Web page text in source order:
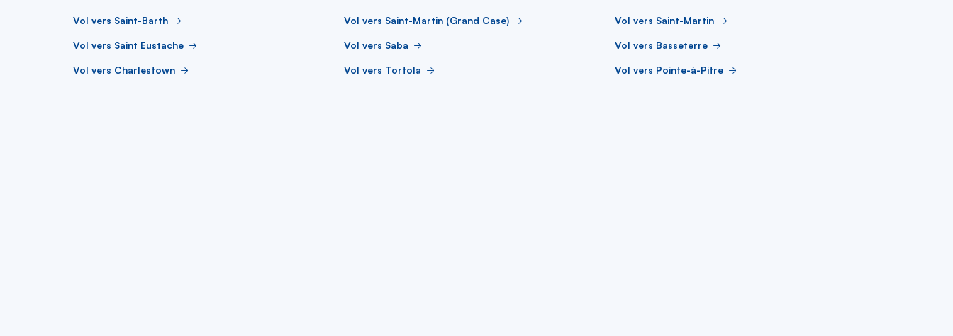
Vol vers Saint-Barth Vol vers Saint-Martin (Grand Case) Vol vers Saint-Martin
Vol vers Saint Eustache Vol vers Saba Vol vers Basseterre
Vol vers Charlestown Vol vers Tortola Vol vers Pointe-à-Pitre